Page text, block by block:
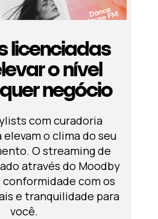
com curadoria
o clima do seu
O streaming de
através do Moodby
com os
e tranquilidade para
você.
licenciadas
o nível
negócio